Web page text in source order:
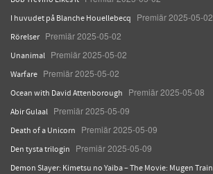
I huvudet på Blanche Houellebecq Premiär 2025-05-02
Rörelser Premiär 2025-05-02
Unanimal Premiär 2025-05-02
Warfare Premiär 2025-05-02
Ocean with David Attenborough Premiär 2025-05-08
Abir Gulaal Premiär 2025-05-09
Death of a Unicorn Premiär 2025-05-09
Den tysta trilogin Premiär 2025-05-09
Demon Slayer: Kimetsu no Yaiba – The Movie: Mugen Train